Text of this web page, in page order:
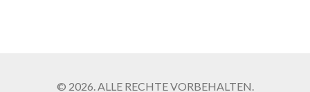
© 2026. ALLE RECHTE VORBEHALTEN.